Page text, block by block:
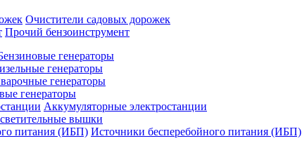
Очистители садовых дорожек
Прочий бензоинструмент
генераторы
генераторы
генераторы
генераторы
Аккумуляторные электростанции
вышки
Источники бесперебойного питания (ИБП)